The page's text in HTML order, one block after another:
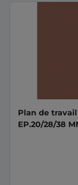
Plan de
EP.20/28/38